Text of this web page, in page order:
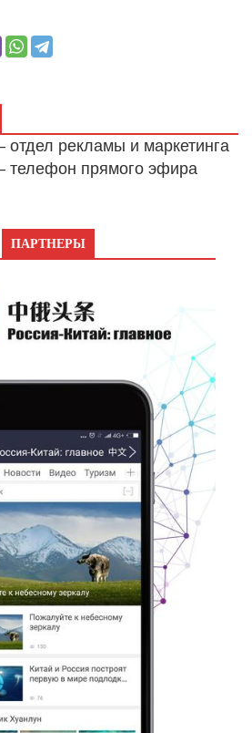
рекламы и маркетинга
телефон прямого эфира
ПАРТНЕРЫ